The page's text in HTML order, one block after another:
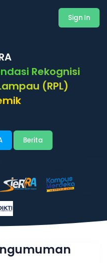
Sign In
Rekognisi
(RPL)
Berita